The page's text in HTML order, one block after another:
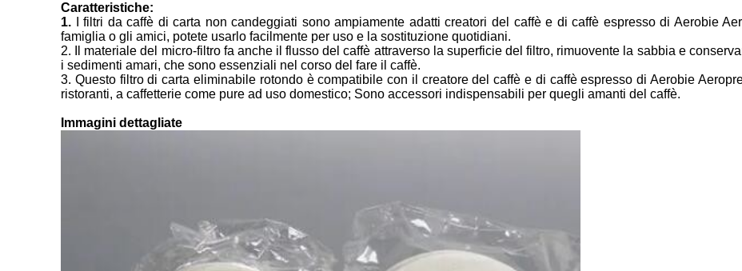
Caratteristiche:
1.
I filtri da caffè di carta non candeggiati sono ampiamente adatti creatori del caffè e di caffè espresso di Aerobie
famiglia o gli amici, potete usarlo facilmente per uso e la sostituzione quotidiani.
2. Il materiale del micro-filtro fa anche il flusso del caffè attraverso la superficie del filtro, rimuovente la sabbia e
i sedimenti amari, che sono essenziali nel corso del fare il caffè.
3. Questo filtro di carta eliminabile rotondo è compatibile con il creatore del caffè e di caffè espresso di Aerobie
ristoranti, a caffetterie come pure ad uso domestico; Sono accessori indispensabili per quegli amanti del caffè.
Immagini dettagliate